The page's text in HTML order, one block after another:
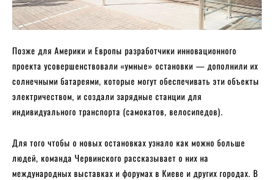
Позже для Америки и Европы разработчики инновационного
проекта усовершенствовали «умные» остановки — дополнили их
солнечными батареями, которые могут обеспечивать эти объекты
электричеством, и создали зарядные станции для
индивидуального транспорта (самокатов, велосипедов).
Для того чтобы о новых остановках узнало как можно больше
людей, команда Червинского рассказывает о них на
международных выставках и форумах в Киеве и других городах. В